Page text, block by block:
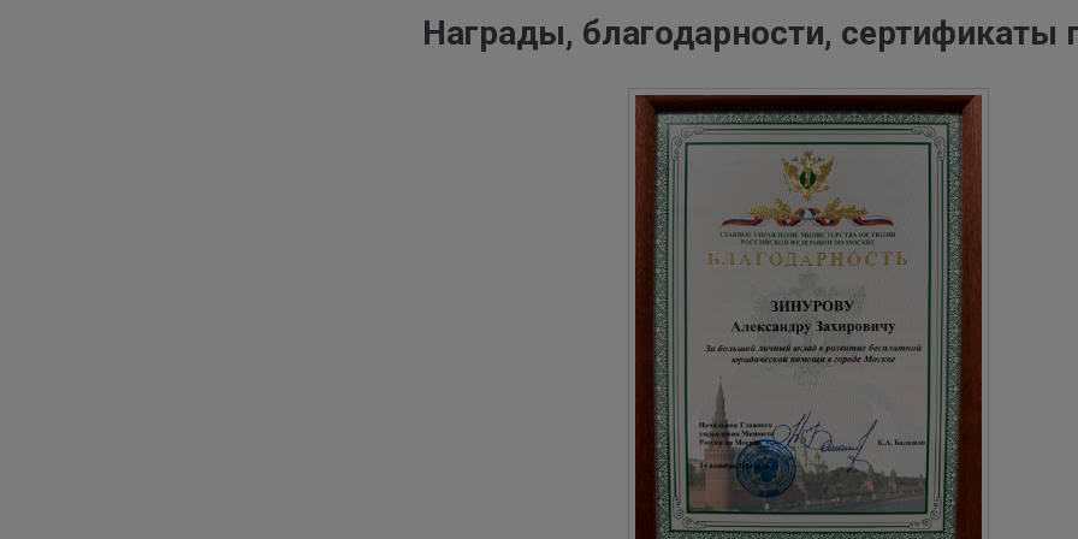
Награды, благодарности, сертификаты